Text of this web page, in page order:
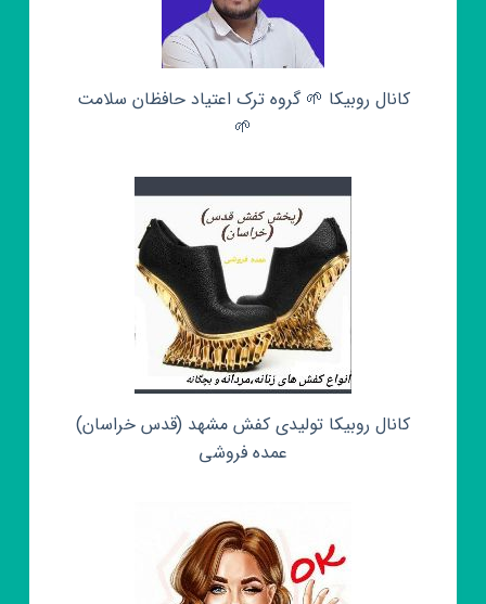
کانال روبیکا 🌱 گروه ترک اعتیاد حافظان سلامت
🌱
کانال روبیکا تولیدی کفش مشهد (قدس خراسان)
عمده فروشی